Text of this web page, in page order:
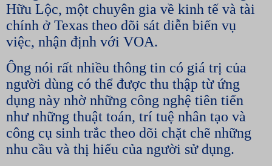
Hữu Lộc, một chuyên gia về kinh tế và tài
chính ở Texas theo dõi sát diễn biến vụ
việc, nhận định với VOA.
Ông nói rất nhiều thông tin có giá trị của
người dùng có thể được thu thập từ ứng
dụng này nhờ những công nghệ tiên tiến
như những thuật toán, trí tuệ nhân tạo và
công cụ sinh trắc theo dõi chặt chẽ những
nhu cầu và thị hiếu của người sử dụng.